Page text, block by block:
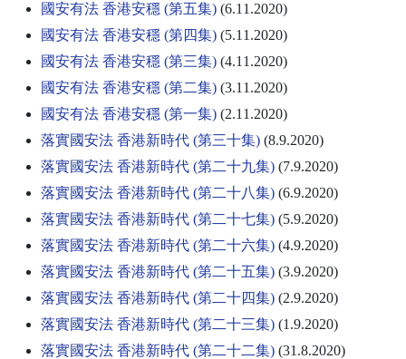
國安有法 香港安穩 (第五集) (6.11.2020)
國安有法 香港安穩 (第四集) (5.11.2020)
國安有法 香港安穩 (第三集) (4.11.2020)
國安有法 香港安穩 (第二集) (3.11.2020)
國安有法 香港安穩 (第一集) (2.11.2020)
落實國安法 香港新時代 (第三十集) (8.9.2020)
落實國安法 香港新時代 (第二十九集) (7.9.2020)
落實國安法 香港新時代 (第二十八集) (6.9.2020)
落實國安法 香港新時代 (第二十七集) (5.9.2020)
落實國安法 香港新時代 (第二十六集) (4.9.2020)
落實國安法 香港新時代 (第二十五集) (3.9.2020)
落實國安法 香港新時代 (第二十四集) (2.9.2020)
落實國安法 香港新時代 (第二十三集) (1.9.2020)
落實國安法 香港新時代 (第二十二集) (31.8.2020)